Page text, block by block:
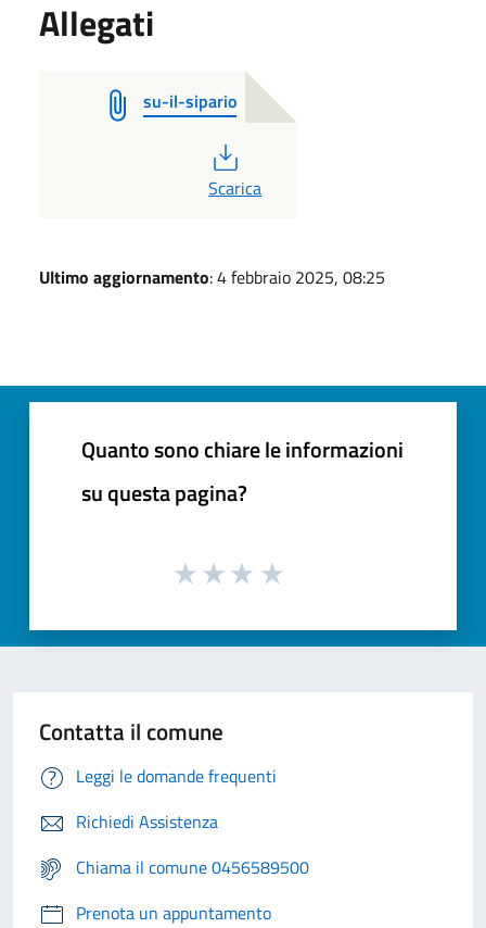
Allegati
su-il-sipario
PDF
Scarica
Ultimo aggiornamento: 4 febbraio 2025, 08:25
Quanto sono chiare le informazioni
su questa pagina?
Contatta il comune
Leggi le domande frequenti
Richiedi Assistenza
Chiama il comune 0456589500
Prenota un appuntamento